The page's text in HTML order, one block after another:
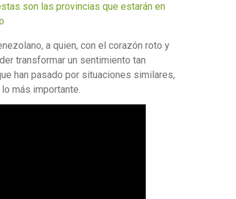
son las provincias que estarán en
a quien, con el corazón roto y
transformar un sentimiento tan
han pasado por situaciones similares,
más importante.